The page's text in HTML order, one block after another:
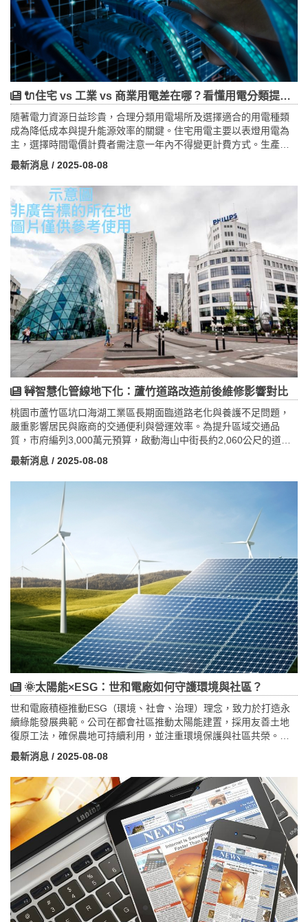
🔌住宅 vs 工業 vs 商業用電差在哪？看懂用電分類提升節能效率
隨著電力資源日益珍貴，合理分類用電場所及選擇適合的用電種類
成為降低成本與提升能源效率的關鍵。住宅用電主要以表燈用電為
主，選擇時間電價計費者需注意一年內不得變更計費方式。生產性
質用電場所依契約容量分為低壓及高壓電力供應，容量越大需申請
更高電壓等級。非生產性用電場所如學校、醫院與各種營利事業，
依用電設備容量及需求也有不同電壓與計費標準。合理規劃用電種
類與契約容量不僅有助於節省電費，還能提升用電效率與企業競爭
力。此外，電壓升級申請、設備改造與智能用電設備的運用，都是
現代用電管理的重要環節。隨著智慧電網技術的發展，用電分類將
更加細緻與彈性，企業與家庭應持續關注政策與技術動態，靈活調
整用電策略，達成節能降耗與可持續發展目標。
最新消息 / 2025-08-08
🚧智慧化管線地下化：蘆竹道路改造前後維修影響對比
桃園市蘆竹區坑口海湖工業區長期面臨道路老化與養護不足問題，
嚴重影響居民與廠商的交通便利與營運效率。為提升區域交通品
質，市府編列3,000萬元預算，啟動海山中街長約2,060公尺的道路
改善工程，重點包括高標準瀝青鋪設與混凝土路面設計，特別針對
重車頻繁通行的路段強化耐重性。工程同時推動管線地下化，減少
維修孔蓋數量，提升安全性與美觀。此項目不僅改善交通流暢度，
也有效延長道路壽命，降低維護成本。未來，配合智慧交通管理與
綠色公共空間規劃，蘆竹區將朝向宜居宜業、智慧綠能社區邁進，
帶動地方經濟活絡與生活品質提升，展現市府對基礎建設與環境永
續的重視。
最新消息 / 2025-08-08
🌞太陽能×ESG：世和電廠如何守護環境與社區？
世和電廠積極推動ESG（環境、社會、治理）理念，致力於打造永
續綠能發展典範。公司在都會社區推動太陽能建置，採用友善土地
復原工法，確保農地可持續利用，並注重環境保護與社區共榮。透
過高效率太陽能技術與智慧監控系統，提升光電系統效能，同時減
少碳排放。世和電廠強調企業社會責任，積極配合政府政策，推動
綠色能源轉型。未來將持續擴大綠能建設規模，深化技術創新，並
強化社區互動，為台灣乃至全球綠能永續發展樹立典範，創造環境
與經濟雙重價值。
最新消息 / 2025-08-08